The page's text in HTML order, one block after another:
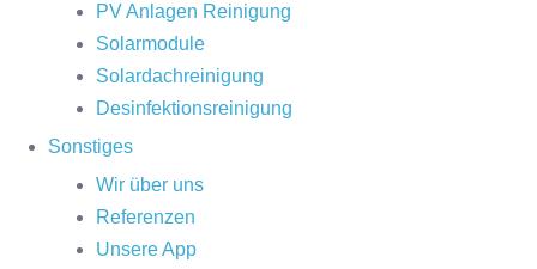
PV Anlagen Reinigung
Solarmodule
Solardachreinigung
Desinfektionsreinigung
Sonstiges
Wir über uns
Referenzen
Unsere App